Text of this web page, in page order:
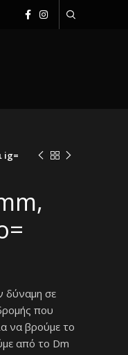
ig=
δύναμη σε
που
να βρούμε το
από το Dm